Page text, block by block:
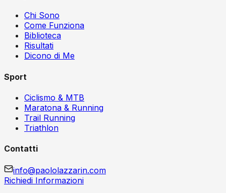
Chi Sono
Come Funziona
Biblioteca
Risultati
Dicono di Me
Sport
Ciclismo & MTB
Maratona & Running
Trail Running
Triathlon
Contatti
info@paololazzarin.com
Richiedi Informazioni